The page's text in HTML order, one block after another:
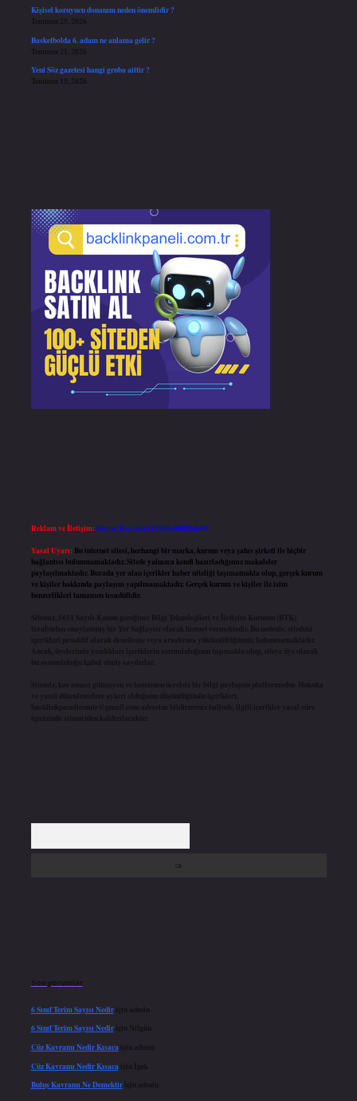
Kişisel koruyucu donanım neden önemlidir ?
Temmuz 25, 2026
Basketbolda 6. adam ne anlama gelir ?
Temmuz 21, 2026
Yeni Söz gazetesi hangi gruba aittir ?
Temmuz 15, 2026
Reklam ve İletişim:Skype: live:.cid.575569c608265c69
Yasal Uyarı: Bu internet sitesi, herhangi bir marka, kurum veya şahıs şirketi ile hiçbir
bağlantısı bulunmamaktadır. Sitede yalnızca kendi hazırladığımız makaleler
paylaşılmaktadır. Burada yer alan içerikler haber niteliği taşımamakta olup, gerçek kurum
ve kişiler hakkında paylaşım yapılmamaktadır. Gerçek kurum ve kişiler ile isim
benzerlikleri tamamen tesadüfidir.
Sitemiz, 5651 Sayılı Kanun gereğince Bilgi Teknolojileri ve İletişim Kurumu (BTK)
tarafından onaylanmış bir Yer Sağlayıcı olarak hizmet vermektedir. Bu nedenle, sitedeki
içerikleri proaktif olarak denetleme veya araştırma yükümlülüğümüz bulunmamaktadır.
Ancak, üyelerimiz yazdıkları içeriklerin sorumluluğunu taşımakta olup, siteye üye olarak
bu sorumluluğu kabul etmiş sayılırlar.
Sitemiz, kar amacı gütmeyen ve tamamen ücretsiz bir bilgi paylaşım platformudur. Hukuka
ve yasal düzenlemelere aykırı olduğunu düşündüğünüz içerikleri,
backlinkpanelicomtr@gmail.com adresine bildirmeniz halinde, ilgili içerikler yasal süre
içerisinde sitemizden kaldırılacaktır.
Son yorumlar
6 Sınıf Terim Sayısı Nediriçin admin
6 Sınıf Terim Sayısı Nediriçin Nilgün
Cüz Kavramı Nedir Kısacaiçin admin
Cüz Kavramı Nedir Kısaca için İpek
Buluş Kavramı Ne Demektiriçin admin